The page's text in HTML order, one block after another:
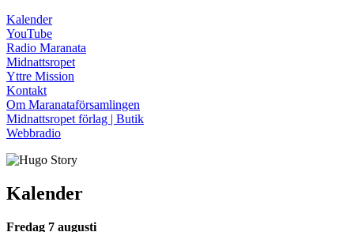
Kalender
YouTube
Radio Maranata
Midnattsropet
Yttre Mission
Kontakt
Om Maranataförsamlingen
Midnattsropet förlag | Butik
Webbradio
Kalender
Fredag 7 augusti